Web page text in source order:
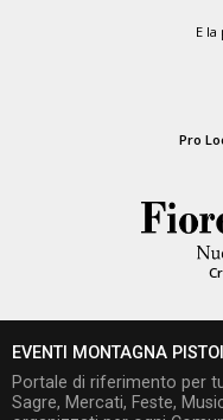
E
Pro
EVENTI MONTAGNA
Portale di riferimento per
Sagre, Mercati, Feste,